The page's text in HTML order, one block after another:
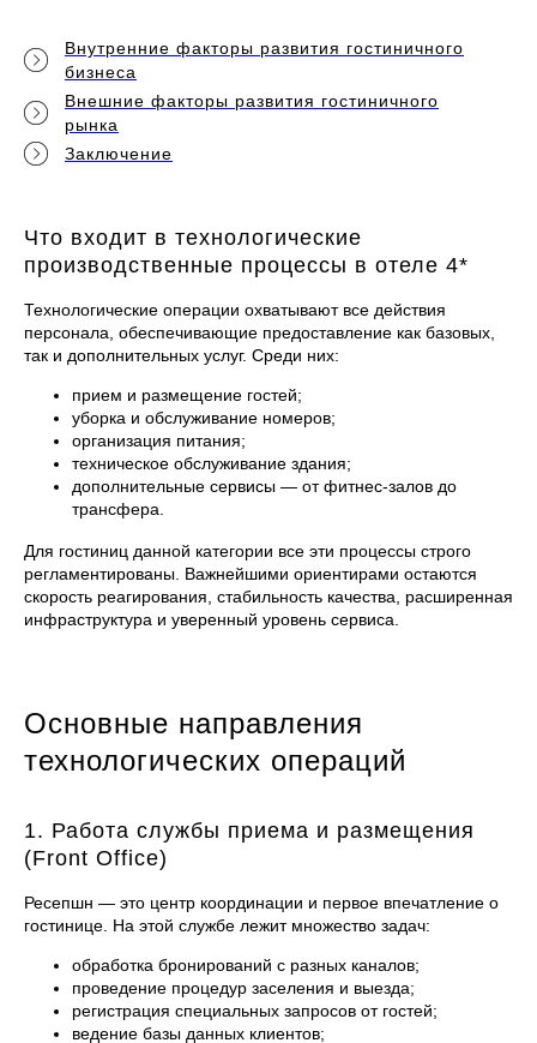
Внутренние факторы развития гостиничного
бизнеса
Внешние факторы развития гостиничного
рынка
Заключение
Что входит в технологические
производственные процессы в отеле 4*
Технологические операции охватывают все действия
персонала, обеспечивающие предоставление как базовых,
так и дополнительных услуг. Среди них:
прием и размещение гостей;
уборка и обслуживание номеров;
организация питания;
техническое обслуживание здания;
дополнительные сервисы — от фитнес-залов до
трансфера.
Для гостиниц данной категории все эти процессы строго
регламентированы. Важнейшими ориентирами остаются
скорость реагирования, стабильность качества, расширенная
инфраструктура и уверенный уровень сервиса.
Основные направления
технологических операций
1. Работа службы приема и размещения
(Front Office)
Ресепшн — это центр координации и первое впечатление о
гостинице. На этой службе лежит множество задач:
обработка бронирований с разных каналов;
проведение процедур заселения и выезда;
регистрация специальных запросов от гостей;
ведение базы данных клиентов;